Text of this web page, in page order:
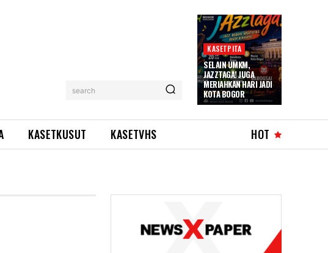
search
KASETPITA
SELAIN UMKM,
JAZZTAGA! JUGA
MERIAHKAN HARI JADI
KOTA BOGOR
KASETKUSUT KASETVHS HOT